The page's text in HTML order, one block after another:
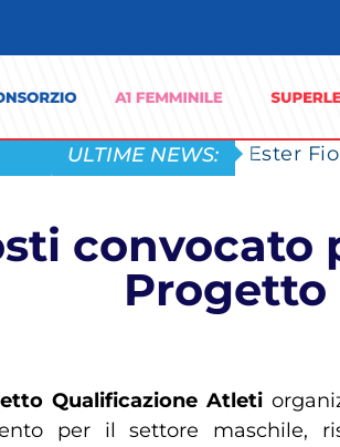
ULTIME NEWS: Ester
Qualificazione Atleti
per il settore maschile,